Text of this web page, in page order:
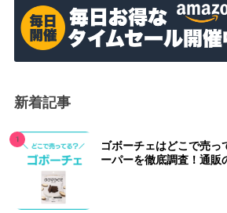
新着記事
ゴボーチェはどこで売っ
ーパーを徹底調査！通販